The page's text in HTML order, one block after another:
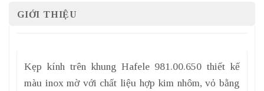
GIỚI THIỆU
Kẹp kính trên khung Hafele 981.00.650 thiết kế
màu inox mờ với chất liệu hợp kim nhôm, vỏ bằng